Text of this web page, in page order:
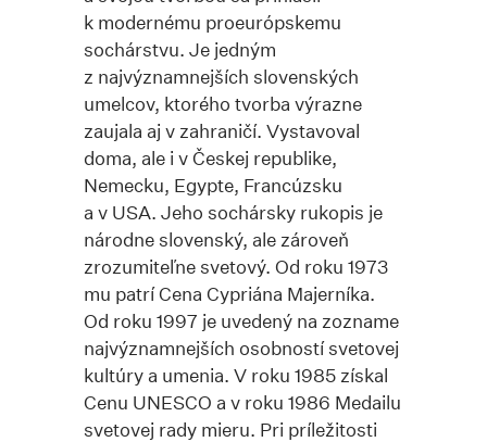
k modernému proeurópskemu
sochárstvu. Je jedným
z najvýznamnejších slovenských
umelcov, ktorého tvorba výrazne
zaujala aj v zahraničí. Vystavoval
doma, ale i v Českej republike,
Nemecku, Egypte, Francúzsku
a v USA. Jeho sochársky rukopis je
národne slovenský, ale zároveň
zrozumiteľne svetový. Od roku 1973
mu patrí Cena Cypriána Majerníka.
Od roku 1997 je uvedený na zozname
najvýznamnejších osobností svetovej
kultúry a umenia. V roku 1985 získal
Cenu UNESCO a v roku 1986 Medailu
svetovej rady mieru. Pri príležitosti